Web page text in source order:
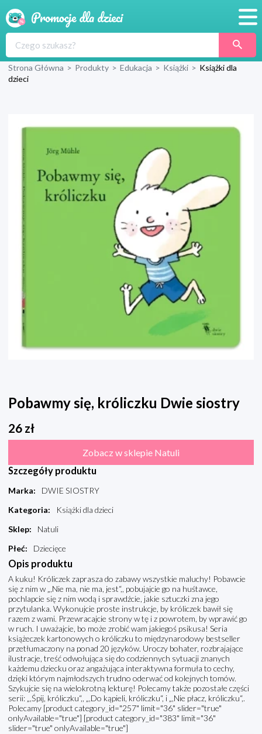
Produkty
Blog
Wyprawka
Strona Główna > Produkty > Edukacja > Książki > Książki dla
dzieci
Pobawmy się, króliczku Dwie siostry
26 zł
Zobacz w sklepie Natuli
Szczegóły produktu
Marka:
DWIE SIOSTRY
Kategoria:
Książki dla dzieci
Sklep:
Natuli
Płeć: Dziecięce
Opis produktu
A kuku! Króliczek zaprasza do zabawy wszystkie maluchy! Pobawcie
się z nim w „,Nie ma, nie ma, jest“,, pobujajcie go na huśtawce,
pochlapcie się z nim wodą i sprawdźcie, jakie sztuczki zna jego
przytulanka. Wykonujcie proste instrukcje, by króliczek bawił się
razem z wami. Przewracajcie strony w tę i z powrotem, by wprawić go
w ruch. I uważajcie, bo może zrobić wam jakiegoś psikusa! Seria
książeczek kartonowych o króliczku to międzynarodowy bestseller
przetłumaczony na ponad 20 języków. Uroczy bohater, rozbrajające
ilustracje, treść odwołująca się do codziennych sytuacji znanych
każdemu dziecku oraz angażująca interaktywna formuła to cechy,
dzięki którym najmłodszych trudno oderwać od kolejnych tomów.
Szykujcie się na wielokrotną lekturę! Polecamy także pozostałe części
serii: „,Śpij, króliczku“,, „,Do kąpieli, króliczku“, i „,Nie płacz, króliczku“,.
Polecamy [product category_id="257" limit="36" slider="true"
onlyAvailable="true"] [product category_id="383" limit="36"
slider="true" onlyAvailable="true"]